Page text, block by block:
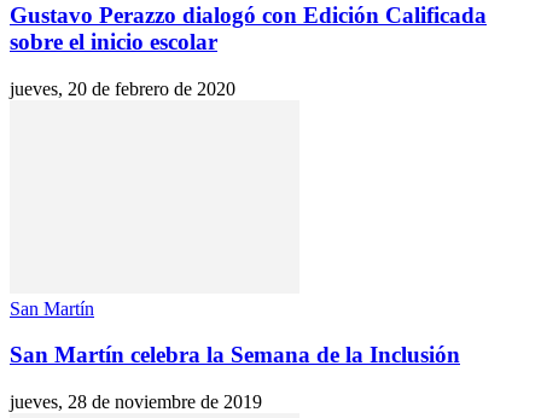
Gustavo Perazzo dialogó con Edición Calificada
sobre el inicio escolar
jueves, 20 de febrero de 2020
San Martín
San Martín celebra la Semana de la Inclusión
jueves, 28 de noviembre de 2019